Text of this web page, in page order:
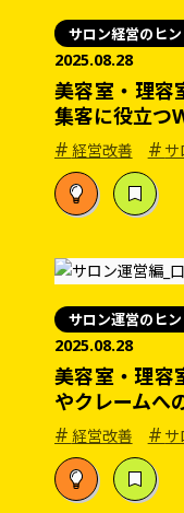
サロン経営のヒ
2025.08.28
美容室・理容
集客に役立つ
# 経営改善 # サ
サロン運営のヒ
2025.08.28
美容室・理容
やクレームへ
# 経営改善 # サ